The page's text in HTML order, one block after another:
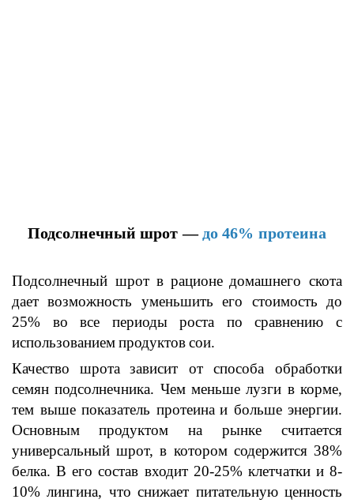
Подсолнечный шрот — до 46% протеина
Подсолнечный шрот в рационе домашнего скота
дает возможность уменьшить его стоимость до
25% во все периоды роста по сравнению с
использованиемпродуктовсои.
Качество
шрота
зависит от способа обработки
семян подсолнечника. Чем меньше лузги в корме,
тем выше показатель протеина и больше энергии.
Основным
продуктом на рынке считается
универсальный шрот, в котором содержится 38%
белка.В его состав входит 20-25% клетчатки и 8-
10% лингина, что снижает питательную ценность